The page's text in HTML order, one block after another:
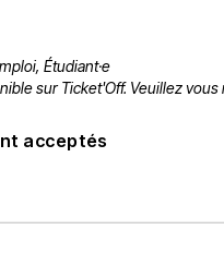
Étudiant·e
sur Ticket'Off. Veuillez
acceptés